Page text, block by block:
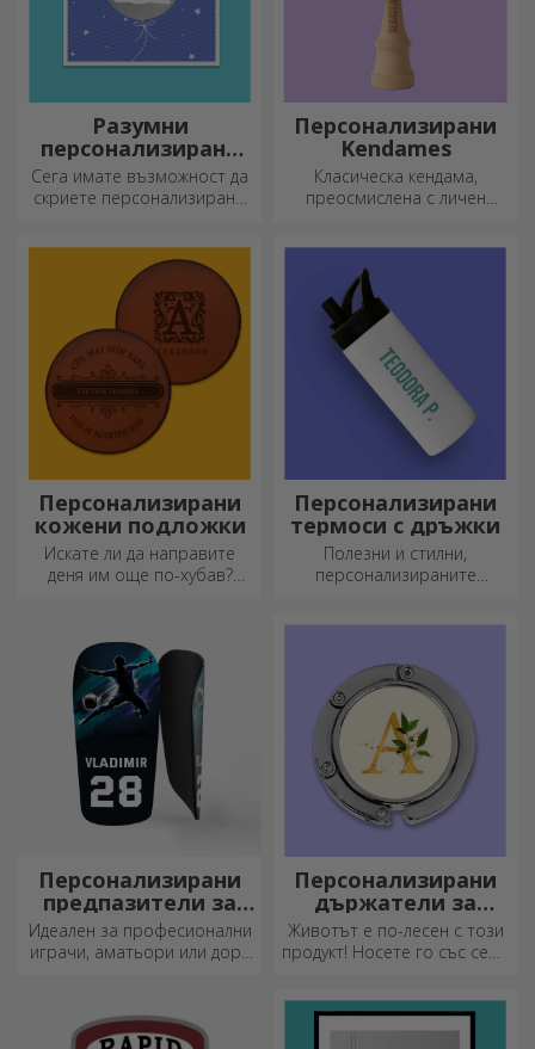
Разумни
персонализирани
поздравителни
картички и
картички
Сега имате възможност да
скриете персонализирано
независимо от повода.
Персонализирани
Kendames
Класическа кендама,
преосмислена с личен
Персонализирани
кожени подложки
Искате ли да направите
деня им още по-хубав?
чаши, които лесно могат да
бъдат персонализирани.
Персонализирани
термоси с дръжки
Полезни и стилни,
персонализираните
сезон.
Персонализирани
предпазители за
футбол
Идеален за професионални
играчи, аматьори или дори
Персонализирани
държатели за
чанти за маса
Животът е по-лесен с този
продукт! Носете го със себе